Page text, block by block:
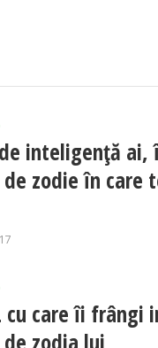
inteligenţă ai,
zodie în care
cu care îi frângi
zodia lui